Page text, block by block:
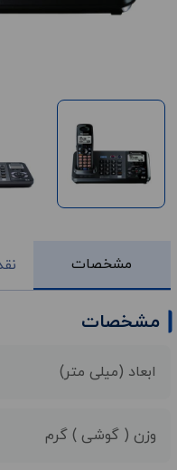
مشخصات
مشخصات
ابعاد (میلی متر)
وزن ( گوشی ) گرم